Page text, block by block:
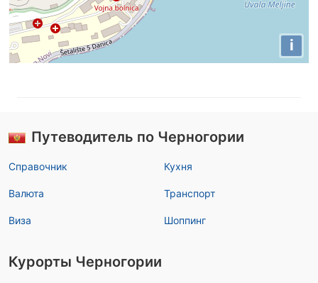
i
Путеводитель по Черногории
Справочник
Валюта
Виза
Кухня
Транспорт
Шоппинг
Курорты Черногории